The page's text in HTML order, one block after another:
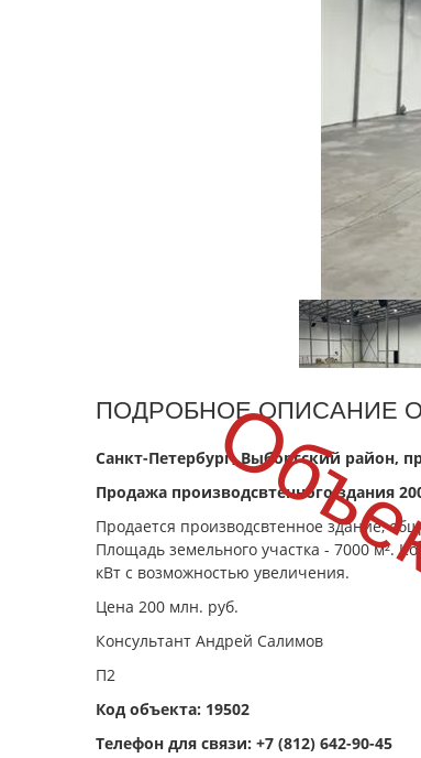
ПОДРОБНОЕ ОПИСАНИЕ
Санкт-Петербург, Выборгский район,
Продажа производсвтенного здания
Продается производсвтенное здание,
Площадь земельного участка - 7000 м².
кВт с возможностью увеличения.
Цена 200 млн. руб.
Консультант Андрей Салимов
П2
Код объекта: 19502
Телефон для связи: +7 (812) 642-90-45